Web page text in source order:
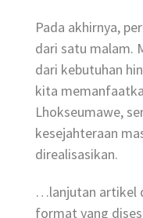
Pada akhirnya,
dari satu malam.
dari kebutuhan
kita
Lhokseumawe,
kesejahteraan
direalisasikan.
…lanjutan artikel
format yang